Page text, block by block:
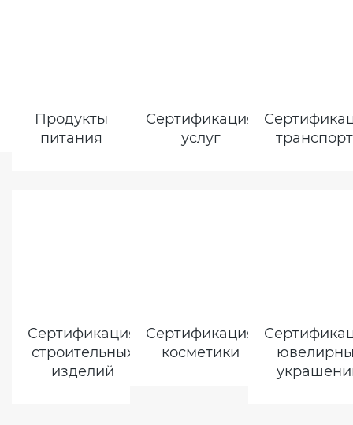
Продукты
питания
Сертификация
строительных
изделий
Сертификация
услуг
Сертификация
косметики